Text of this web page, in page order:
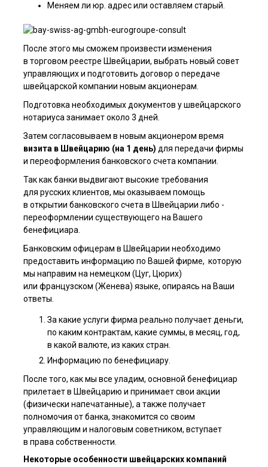
Меняем ли юр. адрес или оставляем старый.
После этого мы сможем произвести изменения
в торговом реестре Швейцарии, выбрать новый совет
управляющих и подготовить д­оговор о передаче
швейцарской к­омпании новым акционерам.
Подготовка необходимых документов у швейцарского
нотариуса занимает около 3 дней.
Затем согласовываем в новым акционером время
визита в Швейцарию (на 1 день) для передачи фирмы
и переоформления банковского счета компании.
Так как банки выдвигают высокие требования
для русских клиентов, мы оказываем помощь
в открытии ба­нковского счета в Швейцарии либо ­
переоформлении сущест­вующего на Вашего
бенефициара.
Банковским офицерам в Швейцарии необходимо
предоставить информацию по Вашей фирме, которую
мы направим на немецком (Цуг, Цюрих)
или французском (Женева) языке, опираясь на Ваши
ответы.
За какие услуги фирма реально получает деньги,
по каким контрактам, какие суммы, в месяц, год,
в какой валюте, из каких стран.
Информацию по бенефициару.
После того, как мы все уладим, основной бенефициар
прилетает в Швейцарию и принимает свои акции
(физически напечатанные), а также получает
полномочия от банка, знакомится со своим
управляющим и налоговым советником, вступает
в права собственности.
Некоторые особенности швейцарских компаний